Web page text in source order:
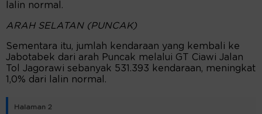
lalin normal.
ARAH SELATAN (PUNCAK)
Sementara itu, jumlah kendaraan yang kembali ke
Jabotabek dari arah Puncak melalui GT Ciawi Jalan
Tol Jagorawi sebanyak 531.393 kendaraan, meningkat
1,0% dari lalin normal.
Halaman 2